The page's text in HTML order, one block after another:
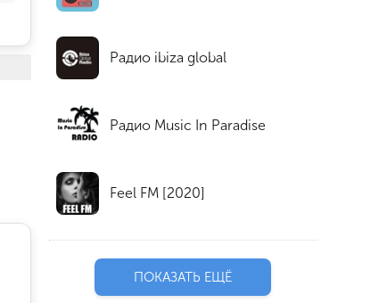
Радио ibiza global
Радио Music In Paradise
Feel FM [2020]
ПОКАЗАТЬ ЕЩЁ